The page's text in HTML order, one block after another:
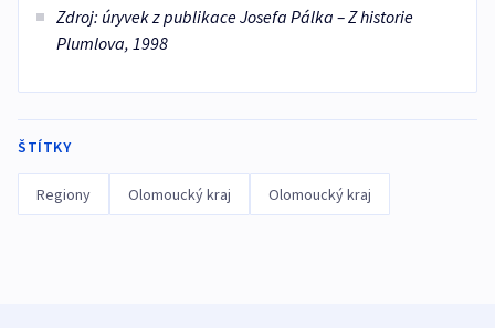
Zdroj: úryvek z publikace Josefa Pálka – Z historie
Plumlova, 1998
ŠTÍTKY
Regiony Olomoucký kraj Olomoucký kraj